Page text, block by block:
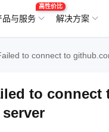
品与服务
高性价比
解决方案
to connect to
to